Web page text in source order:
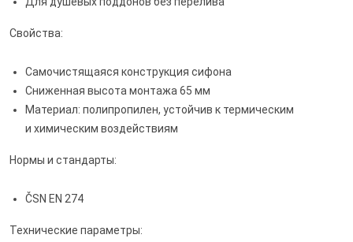
Свойства:
Самочистящаяся конструкция сифона
Сниженная высота монтажа 65 мм
Материал: полипропилен, устойчив к термическим
и химическим воздействиям
Нормы и стандарты:
ČSN EN 274
Технические параметры: